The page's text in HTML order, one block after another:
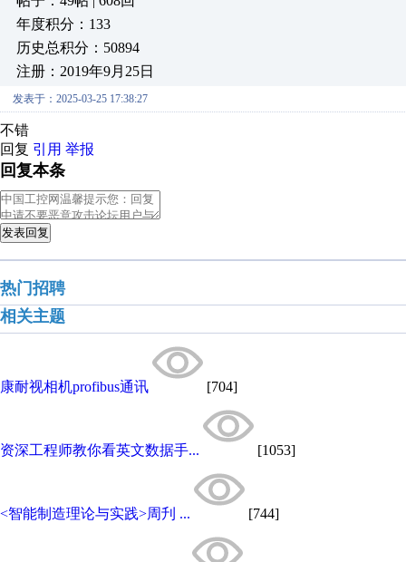
年度积分：133
历史总积分：50894
注册：2019年9月25日
发表于：2025-03-25 17:38:27
不错
回复 引用 举报
回复本条
发表回复
热门招聘
相关主题
康耐视相机profibus通讯 [704]
资深工程师教你看英文数据手... [1053]
<智能制造理论与实践>周刋 ... [744]